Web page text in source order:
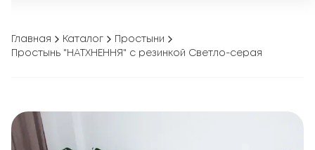
Главная Каталог
Простыни
Простынь "НАТХНЕННЯ" с резинкой Светло-серая